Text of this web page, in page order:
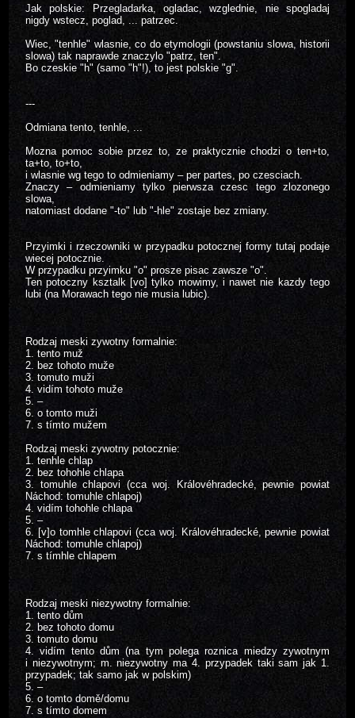
Jak polskie: Przegladarka, ogladac, wzglednie, nie spogladaj
nigdy wstecz, poglad, ... patrzec.
Wiec, "tenhle" wlasnie, co do etymologii (powstaniu slowa, historii
slowa) tak naprawde znaczylo "patrz, ten".
Bo czeskie "h" (samo "h"!), to jest polskie "g".
---
Odmiana tento, tenhle, ...
Mozna pomoc sobie przez to, ze praktycznie chodzi o ten+to,
ta+to, to+to,
i wlasnie wg tego to odmieniamy – per partes, po czesciach.
Znaczy – odmieniamy tylko pierwsza czesc tego zlozonego
slowa,
natomiast dodane "-to" lub "-hle" zostaje bez zmiany.
Przyimki i rzeczowniki w przypadku potocznej formy tutaj podaje
wiecej potocznie.
W przypadku przyimku "o" prosze pisac zawsze "o".
Ten potoczny ksztalk [vo] tylko mowimy, i nawet nie kazdy tego
lubi (na Morawach tego nie musia lubic).
Rodzaj meski zywotny formalnie:
1. tento muž
2. bez tohoto muže
3. tomuto muži
4. vidím tohoto muže
5. –
6. o tomto muži
7. s tímto mužem
Rodzaj meski zywotny potocznie:
1. tenhle chlap
2. bez tohohle chlapa
3. tomuhle chlapovi (cca woj. Královéhradecké, pewnie powiat
Náchod: tomuhle chlapoj)
4. vidím tohohle chlapa
5. –
6. [v]o tomhle chlapovi (cca woj. Královéhradecké, pewnie powiat
Náchod: tomuhle chlapoj)
7. s tímhle chlapem
Rodzaj meski niezywotny formalnie:
1. tento dům
2. bez tohoto domu
3. tomuto domu
4. vidím tento dům (na tym polega roznica miedzy zywotnym
i niezywotnym; m. niezywotny ma 4. przypadek taki sam jak 1.
przypadek; tak samo jak w polskim)
5. –
6. o tomto domě/domu
7. s tímto domem